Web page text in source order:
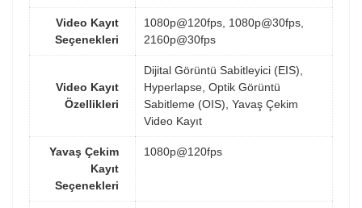
Video Kayıt
Seçenekleri
1080p@120fps, 1080p@30fps,
2160p@30fps
Video Kayıt
Özellikleri
Dijital Görüntü Sabitleyici (EIS),
Hyperlapse, Optik Görüntü
Sabitleme (OIS), Yavaş Çekim
Video Kayıt
Yavaş Çekim
Kayıt
Seçenekleri
1080p@120fps